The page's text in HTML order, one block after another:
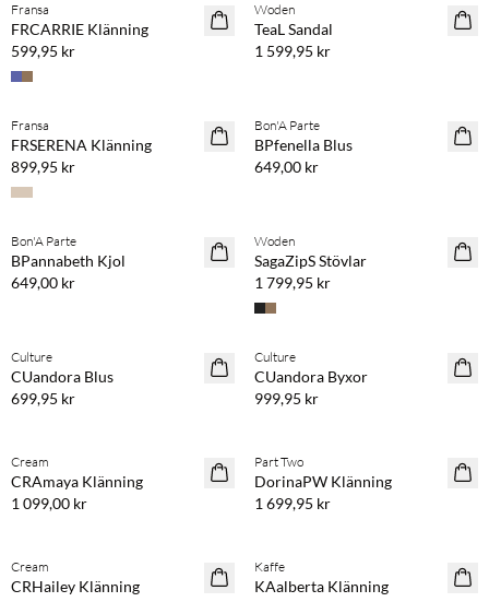
NYHET
Fransa
FRCARRIE Klänning
599,95 kr
NYHET
Woden
TeaL Sandal
1 599,95 kr
NYHET
Köp min. 2 & spara 20 %
Fransa
FRSERENA Klänning
899,95 kr
NYHET
Bon'A Parte
BPfenella Blus
649,00 kr
NYHET
Köp min. 2 & spara 20 %
Bon'A Parte
BPannabeth Kjol
649,00 kr
Woden
SagaZipS Stövlar
1 799,95 kr
NYHET
Culture
CUandora Blus
699,95 kr
NYHET
Köp min. 2 & spara 20 %
Culture
CUandora Byxor
999,95 kr
NYHET
Cream
CRAmaya Klänning
1 099,00 kr
NYHET
Part Two
DorinaPW Klänning
1 699,95 kr
NYHET
Cream
CRHailey Klänning
NYHET
Kaffe
KAalberta Klänning